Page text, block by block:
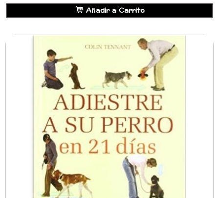
Añadir a Carrito